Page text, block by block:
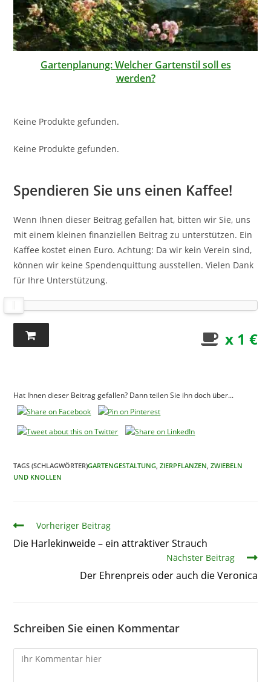
Gartenplanung: Welcher Gartenstil soll es
werden?
Keine Produkte gefunden.
Keine Produkte gefunden.
Spendieren Sie uns einen Kaffee!
Wenn Ihnen dieser Beitrag gefallen hat, bitten wir Sie, uns
mit einem kleinen finanziellen Beitrag zu unterstützen. Ein
Kaffee kostet einen Euro. Achtung: Da wir kein Verein sind,
können wir keine Spendenquittung ausstellen. Vielen Dank
für Ihre Unterstützung.
x 1 €
Hat Ihnen dieser Beitrag gefallen? Dann teilen Sie ihn doch über...
TAGS (SCHLAGWÖRTER)GARTENGESTALTUNG, ZIERPFLANZEN, ZWIEBELN
UND KNOLLEN
ArtikelVorheriger Beitrag
Die Harlekinweide – ein attraktiver Strauch
Nächster Beitrag
Der Ehrenpreis oder auch die Veronica
Schreiben Sie einen Kommentar
Kommentare